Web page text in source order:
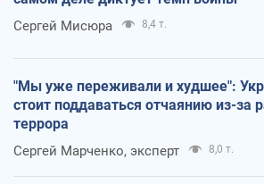
Сергей Мисюра 8,4 т.
"Мы уже переживали и худшее":
стоит поддаваться отчаянию из-за
террора
Сергей Марченко, эксперт 8,0 т.